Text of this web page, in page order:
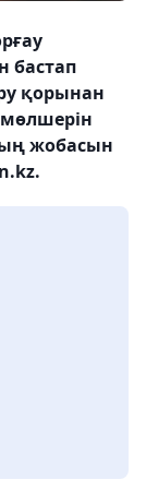
бастап
қорынан
мөлшерін
жобасын